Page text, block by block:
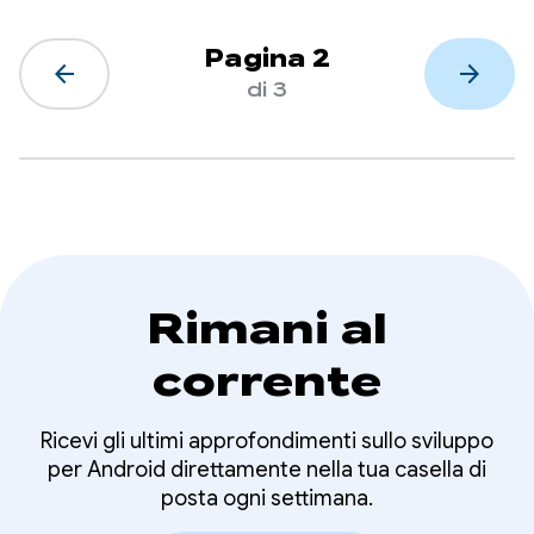
arrow_back Pagina 2
di 3 arrow_forward
Rimani al
corrente
Ricevi gli ultimi approfondimenti sullo sviluppo
per Android direttamente nella tua casella di
posta ogni settimana.